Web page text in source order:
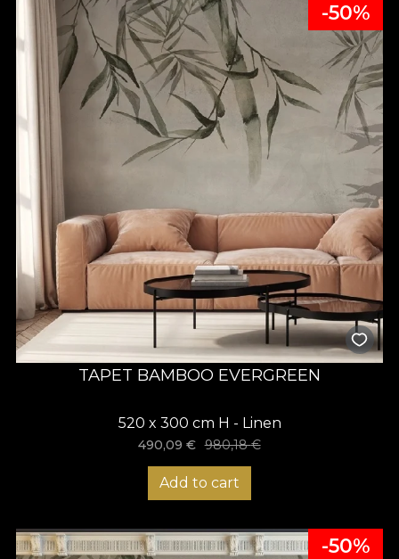
-50%
TAPET BAMBOO EVERGREEN
520 x 300 cm H - Linen
490,09€ 980,18€
Add to cart
-50%